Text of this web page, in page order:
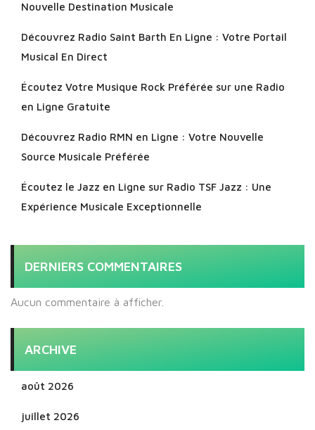
Nouvelle Destination Musicale
Découvrez Radio Saint Barth En Ligne : Votre Portail
Musical En Direct
Écoutez Votre Musique Rock Préférée sur une Radio
en Ligne Gratuite
Découvrez Radio RMN en Ligne : Votre Nouvelle
Source Musicale Préférée
Écoutez le Jazz en Ligne sur Radio TSF Jazz : Une
Expérience Musicale Exceptionnelle
DERNIERS COMMENTAIRES
Aucun commentaire à afficher.
ARCHIVE
août 2026
juillet 2026